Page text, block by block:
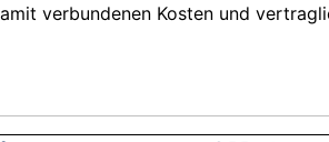
verbundenen Kosten und